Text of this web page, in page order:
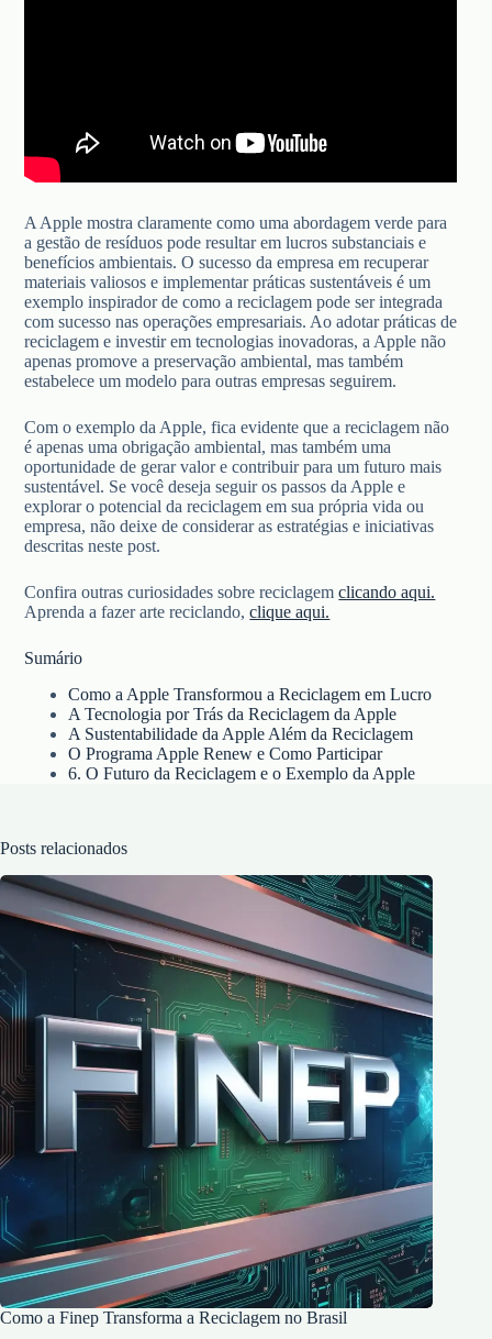
A Apple mostra claramente como uma abordagem verde para
a gestão de resíduos pode resultar em lucros substanciais e
benefícios ambientais. O sucesso da empresa em recuperar
materiais valiosos e implementar práticas sustentáveis é um
exemplo inspirador de como a reciclagem pode ser integrada
com sucesso nas operações empresariais. Ao adotar práticas de
reciclagem e investir em tecnologias inovadoras, a Apple não
apenas promove a preservação ambiental, mas também
estabelece um modelo para outras empresas seguirem.
Com o exemplo da Apple, fica evidente que a reciclagem não
é apenas uma obrigação ambiental, mas também uma
oportunidade de gerar valor e contribuir para um futuro mais
sustentável. Se você deseja seguir os passos da Apple e
explorar o potencial da reciclagem em sua própria vida ou
empresa, não deixe de considerar as estratégias e iniciativas
descritas neste post.
Confira outras curiosidades sobre reciclagemclicando aqui.
Aprenda a fazer arte reciclando,clique aqui.
Sumário
Como a Apple Transformou a Reciclagem em Lucro
A Tecnologia por Trás da Reciclagem da Apple
A Sustentabilidade da Apple Além da Reciclagem
O Programa Apple Renew e Como Participar
6. O Futuro da Reciclagem e o Exemplo da Apple
Posts relacionados
Como a Finep Transforma a Reciclagem no Brasil